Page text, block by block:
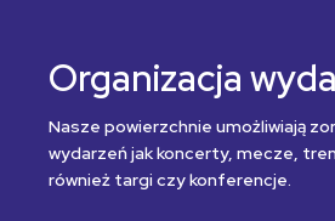
Organizacja
Nasze powierzchnie umożliwiają
wydarzeń jak koncerty, mecze,
również targi czy konferencje.